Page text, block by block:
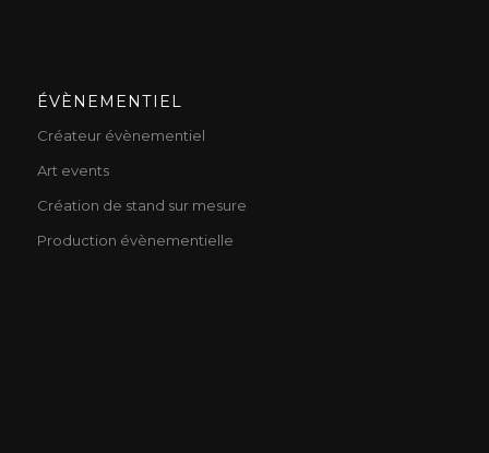
ÉVÈNEMENTIEL
Créateur évènementiel
Art events
Création de stand sur mesure
Production évènementielle